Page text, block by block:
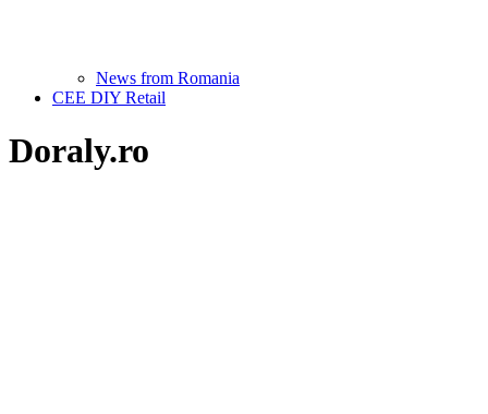
News from Romania
CEE DIY Retail
Doraly.ro